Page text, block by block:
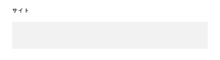
サイト